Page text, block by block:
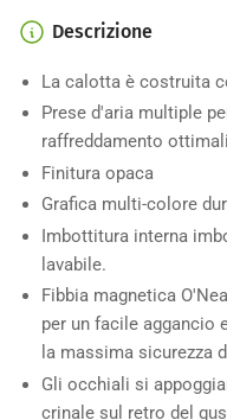
Descrizione
La calotta è costruita
Prese d'aria multiple
raffreddamento ottimali
Finitura opaca
Grafica multi-colore
Imbottitura interna
lavabile.
Fibbia magnetica O'Neal
per un facile aggancio
la massima sicurezza
Gli occhiali si
crinale sul retro del